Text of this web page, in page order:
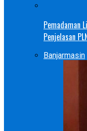
Pemadaman
Penjelasan
Banjarmasin